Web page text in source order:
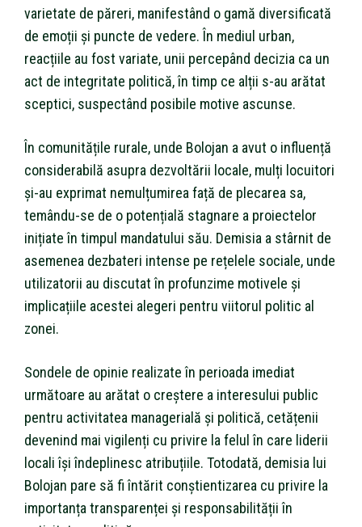
varietate de păreri, manifestând o gamă diversificată
de emoții și puncte de vedere. În mediul urban,
reacțiile au fost variate, unii percepând decizia ca un
act de integritate politică, în timp ce alții s-au arătat
sceptici, suspectând posibile motive ascunse.
În comunitățile rurale, unde Bolojan a avut o influență
considerabilă asupra dezvoltării locale, mulți locuitori
și-au exprimat nemulțumirea față de plecarea sa,
temându-se de o potențială stagnare a proiectelor
inițiate în timpul mandatului său. Demisia a stârnit de
asemenea dezbateri intense pe rețelele sociale, unde
utilizatorii au discutat în profunzime motivele și
implicațiile acestei alegeri pentru viitorul politic al
zonei.
Sondele de opinie realizate în perioada imediat
următoare au arătat o creștere a interesului public
pentru activitatea managerială și politică, cetățenii
devenind mai vigilenți cu privire la felul în care liderii
locali își îndeplinesc atribuțiile. Totodată, demisia lui
Bolojan pare să fi întărit conștientizarea cu privire la
importanța transparenței și responsabilității în